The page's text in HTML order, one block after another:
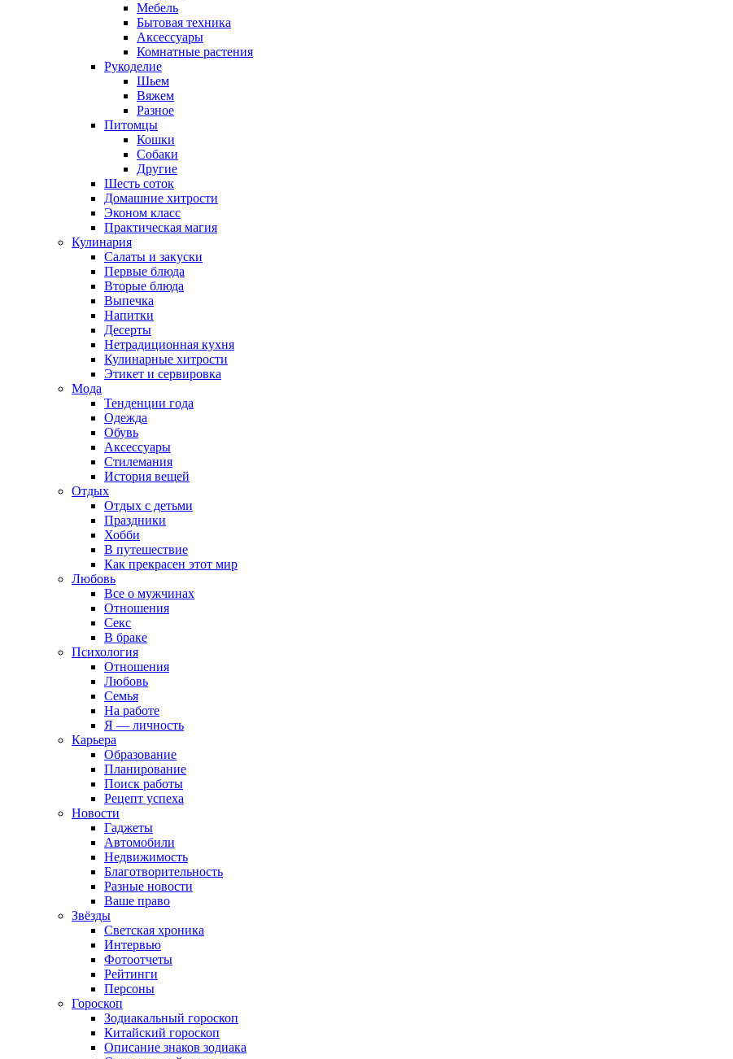
Мебель
Бытовая техника
Аксессуары
Комнатные растения
Рукоделие
Шьем
Вяжем
Разное
Питомцы
Кошки
Собаки
Другие
Шесть соток
Домашние хитрости
Эконом класс
Практическая магия
Кулинария
Салаты и закуски
Первые блюда
Вторые блюда
Выпечка
Напитки
Десерты
Нетрадиционная кухня
Кулинарные хитрости
Этикет и сервировка
Мода
Тенденции года
Одежда
Обувь
Аксессуары
Стилемания
История вещей
Отдых
Отдых с детьми
Праздники
Хобби
В путешествие
Как прекрасен этот мир
Любовь
Все о мужчинах
Отношения
Секс
В браке
Психология
Отношения
Любовь
Семья
На работе
Я — личность
Карьера
Образование
Планирование
Поиск работы
Рецепт успеха
Новости
Гаджеты
Автомобили
Недвижимость
Благотворительность
Разные новости
Ваше право
Звёзды
Светская хроника
Интервью
Фотоотчеты
Рейтинги
Персоны
Гороскоп
Зодиакальный гороскоп
Китайский гороскоп
Описание знаков зодиака